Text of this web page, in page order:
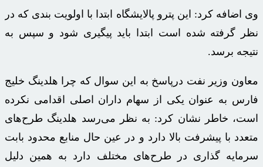
وی اضافه کرد: این پترو پالایشگاه ابتدا با اولویت بندی که در
نظر گرفته شده است ابتدا باید پیگیری شود و سپس به
نتیجه برسد.
معاون وزیر نفت درپاسخ به این سوال که چرا هلدینگ خلیج
فارس به عنوان یکی از سهام داران اصلی اقدامی نکرده
است، خاطر نشان کرد: به نظر می‌رسد هلدینگ طرح‌های
متعدد با پیشرفت بالا دارد و در عین حال منابع محدود بابت
سرمایه گذاری در طرح‌های مختلف دارد به همین دلیل